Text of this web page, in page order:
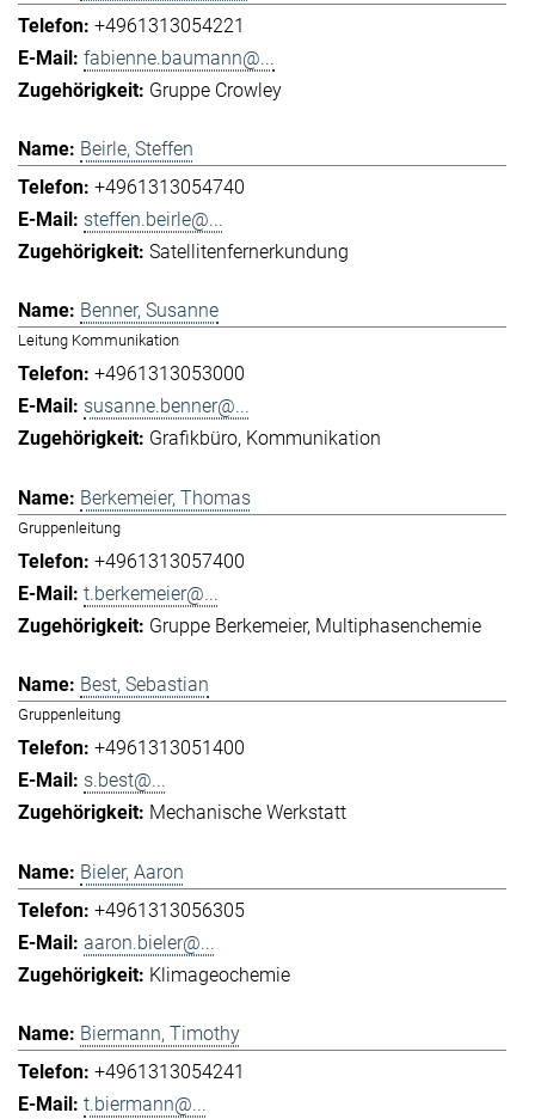
+4961313054221
fabienne.baumann@...
Gruppe Crowley
Beirle, Steffen
+4961313054740
steffen.beirle@...
Satellitenfernerkundung
Benner, Susanne
Leitung Kommunikation
+4961313053000
susanne.benner@...
Grafikbüro Kommunikation
Berkemeier, Thomas
Gruppenleitung
+4961313057400
t.berkemeier@...
Gruppe Berkemeier Multiphasenchemie
Best, Sebastian
Gruppenleitung
+4961313051400
s.best@...
Mechanische Werkstatt
Bieler, Aaron
+4961313056305
aaron.bieler@...
Klimageochemie
Biermann, Timothy
+4961313054241
t.biermann@...